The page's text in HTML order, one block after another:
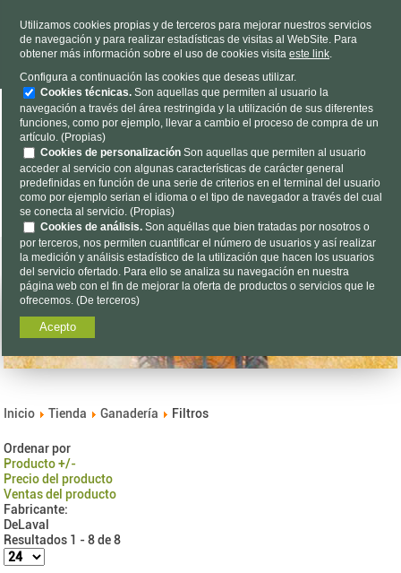
HORARIOL-V 9h a 19h S 9h a 13h
Dónde estamos |Contacto| Nosotros
Encuéntalo aquí...
Inicio Tienda Ganadería Filtros
Ordenar por
Producto +/-
Precio del producto
Ventas del producto
Fabricante:
DeLaval
Resultados 1 - 8 de 8
Utilizamos cookies propias y de terceros para mejorar nuestros servicios
de navegación y para realizar estadísticas de visitas al WebSite. Para
obtener más información sobre el uso de cookies visita este link.
Configura a continuación las cookies que deseas utilizar.
Cookies técnicas. Son aquellas que permiten al usuario la
navegación a través del área restringida y la utilización de sus diferentes
funciones, como por ejemplo, llevar a cambio el proceso de compra de un
artículo. (Propias)
Cookies de personalización Son aquellas que permiten al usuario
acceder al servicio con algunas características de carácter general
predefinidas en función de una serie de criterios en el terminal del usuario
como por ejemplo serian el idioma o el tipo de navegador a través del cual
se conecta al servicio. (Propias)
Cookies de análisis. Son aquéllas que bien tratadas por nosotros o
por terceros, nos permiten cuantificar el número de usuarios y así realizar
la medición y análisis estadístico de la utilización que hacen los usuarios
del servicio ofertado. Para ello se analiza su navegación en nuestra
página web con el fin de mejorar la oferta de productos o servicios que le
ofrecemos. (De terceros)
Acepto